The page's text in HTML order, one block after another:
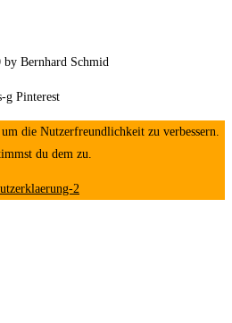
Bernhard Schmid
g Pinterest
die Nutzerfreundlichkeit zu verbessern.
du dem zu.
2